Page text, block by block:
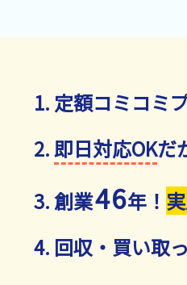
定額コミコミ
即日対応OKだ
創業46年！
回収・買い取